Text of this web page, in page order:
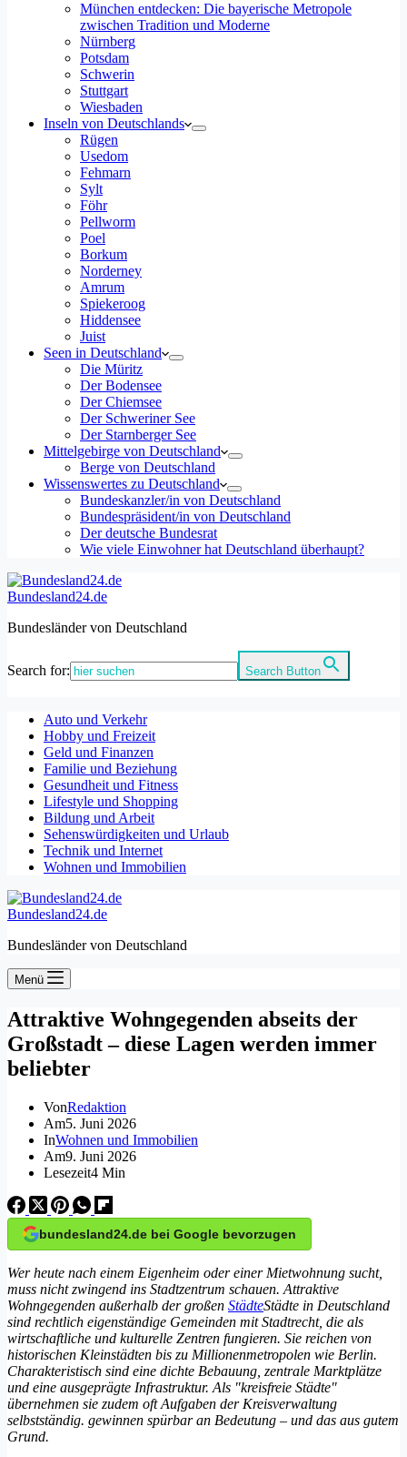
München entdecken: Die bayerische Metropole
zwischen Tradition und Moderne
Nürnberg
Potsdam
Schwerin
Stuttgart
Wiesbaden
Inseln von Deutschlands
Rügen
Usedom
Fehmarn
Sylt
Föhr
Pellworm
Poel
Borkum
Norderney
Amrum
Spiekeroog
Hiddensee
Juist
Seen in Deutschland
Die Müritz
Der Bodensee
Der Chiemsee
Der Schweriner See
Der Starnberger See
Mittelgebirge von Deutschland
Berge von Deutschland
Wissenswertes zu Deutschland
Bundeskanzler/in von Deutschland
Bundespräsident/in von Deutschland
Der deutsche Bundesrat
Wie viele Einwohner hat Deutschland überhaupt?
Bundesland24.de
Bundesländer von Deutschland
Search for: Search Button
Auto und Verkehr
Hobby und Freizeit
Geld und Finanzen
Familie und Beziehung
Gesundheit und Fitness
Lifestyle und Shopping
Bildung und Arbeit
Sehenswürdigkeiten und Urlaub
Technik und Internet
Wohnen und Immobilien
Bundesland24.de
Bundesländer von Deutschland
Menü
Attraktive Wohngegenden abseits der
Großstadt – diese Lagen werden immer
beliebter
VonRedaktion
Am5. Juni 2026
InWohnen und Immobilien
Am9. Juni 2026
Lesezeit4 Min
bundesland24.de bei Google bevorzugen
Wer heute nach einem Eigenheim oder einer Mietwohnung sucht,
muss nicht zwingend ins Stadtzentrum schauen. Attraktive
Wohngegenden außerhalb der großen StädteStädte in Deutschland
sind rechtlich eigenständige Gemeinden mit Stadtrecht, die als
wirtschaftliche und kulturelle Zentren fungieren. Sie reichen von
historischen Kleinstädten bis zu Millionenmetropolen wie Berlin.
Charakteristisch sind eine dichte Bebauung, zentrale Marktplätze
und eine ausgeprägte Infrastruktur. Als "kreisfreie Städte"
übernehmen sie zudem oft Aufgaben der Kreisverwaltung
selbstständig. gewinnen spürbar an Bedeutung – und das aus gutem
Grund.